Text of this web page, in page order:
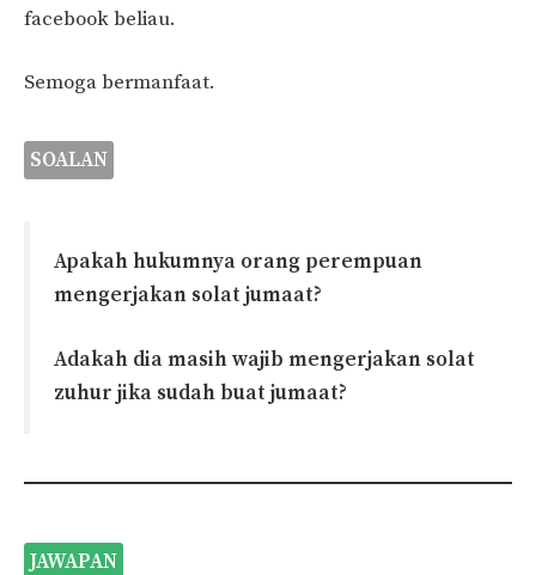
facebook beliau.
Semoga bermanfaat.
SOALAN
Apakah hukumnya orang perempuan
mengerjakan solat jumaat?
Adakah dia masih wajib mengerjakan solat
zuhur jika sudah buat jumaat?
JAWAPAN